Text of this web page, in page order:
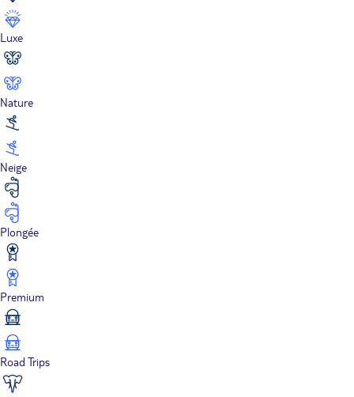
Luxe
Nature
Neige
Plongée
Premium
Road Trips